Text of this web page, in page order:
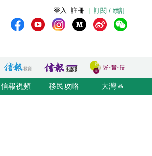
訂閱 / 續訂
註冊
登入
信報視頻 移民攻略 大灣區